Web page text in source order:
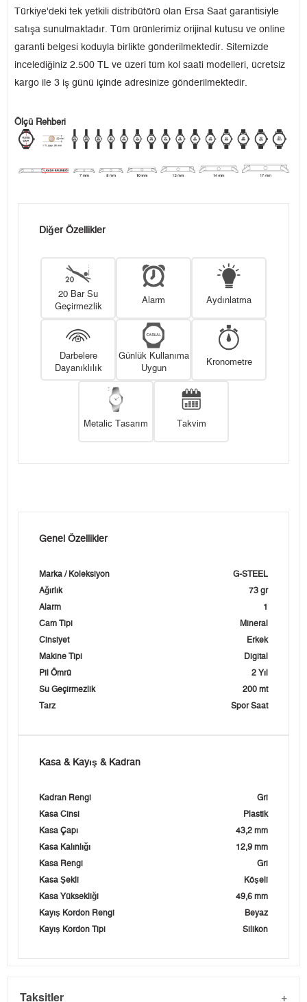
Türkiye'deki tek yetkili distribütörü olan Ersa Saat garantisiyle
satışa sunulmaktadır. Tüm ürünlerimiz orijinal kutusu ve online
garanti belgesi koduyla birlikte gönderilmektedir. Sitemizde
incelediğiniz 2.500 TL ve üzeri tüm kol saati modelleri, ücretsiz
kargo ile 3 iş günü içinde adresinize gönderilmektedir.
Ölçü Rehberi
Diğer Özellikler
20 Bar Su
Geçirmezlik
Alarm Aydınlatma
Darbelere
Dayanıklılık
Günlük Kullanıma
Uygun
Kronometre
Metalic Tasarım Takvim
Genel Özellikler
Marka / Koleksiyon
G-STEEL
Ağırlık
73 gr
Alarm
1
Cam Tipi
Mineral
Cinsiyet
Erkek
Makine Tipi
Digital
Pil Ömrü
2 Yıl
Su Geçirmezlik
200 mt
Tarz
Spor Saat
Kasa & Kayış & Kadran
Kadran Rengi
Gri
Kasa Cinsi
Plastik
Kasa Çapı
43,2 mm
Kasa Kalınlığı
12,9 mm
Kasa Rengi
Gri
Kasa Şekli
Köşeli
Kasa Yüksekliği
49,6 mm
Kayış Kordon Rengi
Beyaz
Kayış Kordon Tipi
Silikon
Taksitler